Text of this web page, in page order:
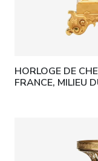
HORLOGE DE
FRANCE, MILIEU